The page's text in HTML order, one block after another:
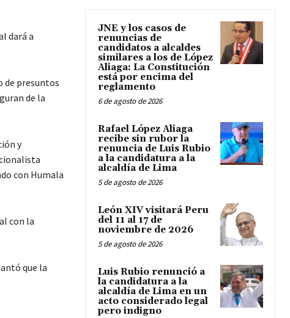
dará a
de presuntos
de la
y
con Humala
con la
que la
JNE y los casos de
renuncias de
candidatos a alcaldes
similares a los de López
Aliaga: La Constitución
está por encima del
reglamento
6 de agosto de 2026
Rafael López Aliaga
recibe sin rubor la
renuncia de Luis Rubio
a la candidatura a la
alcaldía de Lima
5 de agosto de 2026
León XIV visitará Peru
del 11 al 17 de
noviembre de 2026
5 de agosto de 2026
Luis Rubio renunció a
la candidatura a la
alcaldía de Lima en un
acto considerado legal
pero indigno